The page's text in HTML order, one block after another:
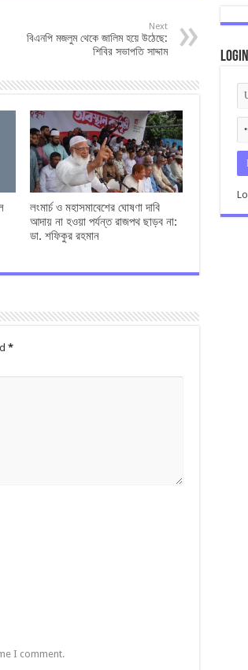
Next
বিএনপি মজলুম থেকে জালিম হয়ে উঠেছে:
শিবির সভাপতি সাদ্দাম
লংমার্চ ও মহাসমাবেশের ঘোষণা দাবি
আদায় না হওয়া পর্যন্ত রাজপথ ছাড়ব না:
ডা. শফিকুর রহমান
*
I comment.
Login